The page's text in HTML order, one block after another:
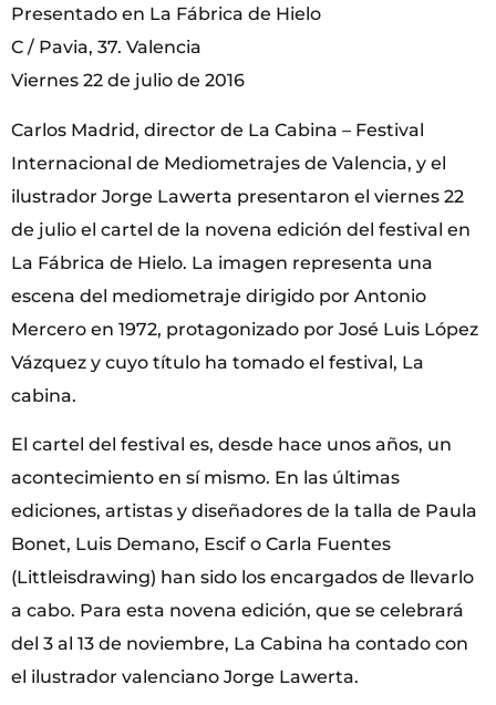
Presentado en La Fábrica de Hielo
C / Pavia, 37. Valencia
Viernes 22 de julio de 2016
Carlos Madrid, director de La Cabina – Festival
Internacional de Mediometrajes de Valencia, y el
ilustrador Jorge Lawerta presentaron el viernes 22
de julio el cartel de la novena edición del festival en
La Fábrica de Hielo. La imagen representa una
escena del mediometraje dirigido por Antonio
Mercero en 1972, protagonizado por José Luis López
Vázquez y cuyo título ha tomado el festival, La
cabina.
El cartel del festival es, desde hace unos años, un
acontecimiento en sí mismo. En las últimas
ediciones, artistas y diseñadores de la talla de Paula
Bonet, Luis Demano, Escif o Carla Fuentes
(Littleisdrawing) han sido los encargados de llevarlo
a cabo. Para esta novena edición, que se celebrará
del 3 al 13 de noviembre, La Cabina ha contado con
el ilustrador valenciano Jorge Lawerta.